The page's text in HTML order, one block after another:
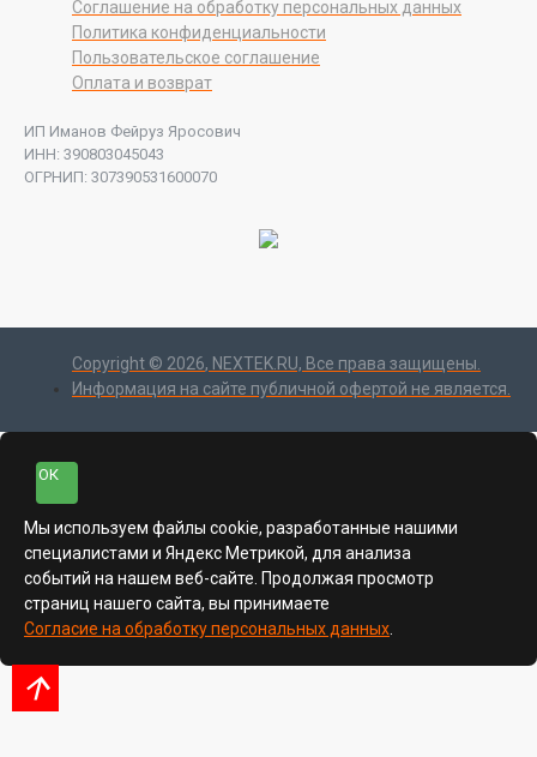
Соглашение на обработку персональных данных
Политика конфиденциальности
Пользовательское соглашение
Оплата и возврат
ИП Иманов Фейруз Яросович
ИНН: 390803045043
ОГРНИП: 307390531600070
Copyright © 2026, NEXTEK.RU, Все права защищены.
Информация на сайте публичной офертой не является.
ОК
Мы используем файлы cookie, разработанные нашими
специалистами и Яндекс Метрикой, для анализа
событий на нашем веб-сайте. Продолжая просмотр
страниц нашего сайта, вы принимаете
Согласие на обработку персональных данных.